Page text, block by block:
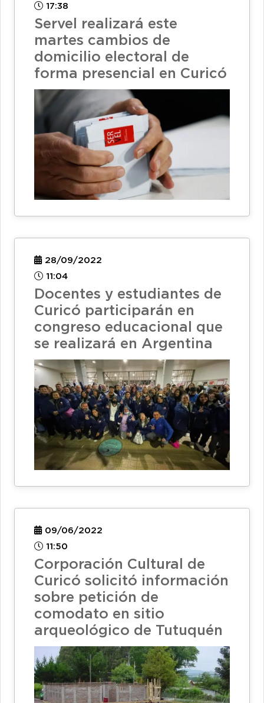
17:38
Servel realizará este
martes cambios de
domicilio electoral de
forma presencial en Curicó
28/09/2022
11:04
Docentes y estudiantes de
Curicó participarán en
congreso educacional que
se realizará en Argentina
09/06/2022
11:50
Corporación Cultural de
Curicó solicitó información
sobre petición de
comodato en sitio
arqueológico de Tutuquén